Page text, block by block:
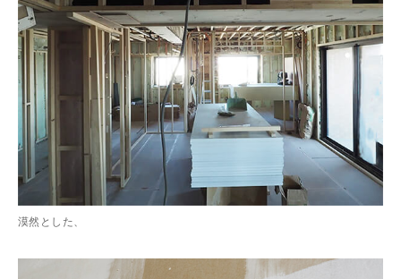
漠然とした、